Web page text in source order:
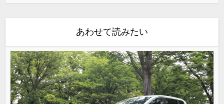
あわせて読みたい